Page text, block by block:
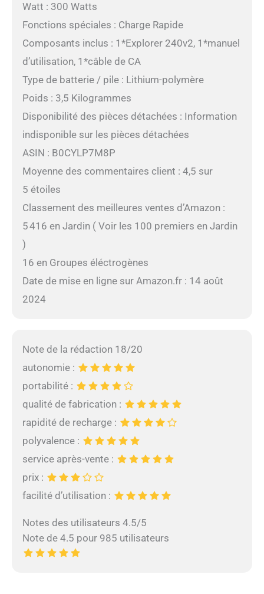
Watt : 300 Watts
Fonctions spéciales : Charge Rapide
Composants inclus : 1*Explorer 240v2, 1*manuel
d’utilisation, 1*câble de CA
Type de batterie / pile : Lithium-polymère
Poids : 3,5 Kilogrammes
Disponibilité des pièces détachées : Information
indisponible sur les pièces détachées
ASIN : B0CYLP7M8P
Moyenne des commentaires client : 4,5 sur
5 étoiles
Classement des meilleures ventes d’Amazon :
5 416 en Jardin ( Voir les 100 premiers en Jardin
)
16 en Groupes éléctrogènes
Date de mise en ligne sur Amazon.fr : 14 août
2024
Note de la rédaction 18/20
autonomie :
portabilité :
qualité de fabrication :
rapidité de recharge :
polyvalence :
service après-vente :
prix :
facilité d’utilisation :
Notes des utilisateurs 4.5/5
Note de 4.5 pour 985 utilisateurs